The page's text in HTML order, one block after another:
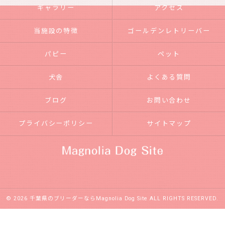
ギャラリー アクセス
当施設の特徴 ゴールデンレトリーバー
パピー ペット
犬舎 よくある質問
ブログ お問い合わせ
プライバシーポリシー サイトマップ
© 2026 千葉県のブリーダーならMagnolia Dog Site ALL RIGHTS RESERVED.